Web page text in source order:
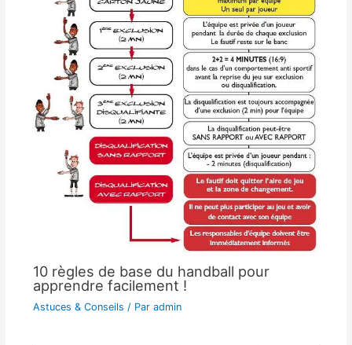
10 règles de base du handball pour
apprendre facilement !
Astuces & Conseils / Par admin